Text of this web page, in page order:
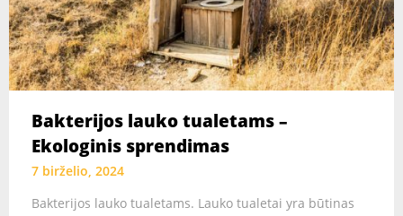
Bakterijos lauko tualetams –
Ekologinis sprendimas
7 birželio, 2024
Bakterijos lauko tualetams. Lauko tualetai yra būtinas